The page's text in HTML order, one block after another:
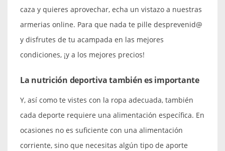
caza y quieres aprovechar, echa un vistazo a nuestras
armerias online. Para que nada te pille desprevenid@
y disfrutes de tu acampada en las mejores
condiciones, ¡y a los mejores precios!
La nutrición deportiva también es importante
Y, así como te vistes con la ropa adecuada, también
cada deporte requiere una alimentación específica. En
ocasiones no es suficiente con una alimentación
corriente, sino que necesitas algún tipo de aporte